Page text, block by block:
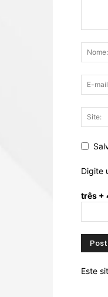
Digite
três +
Este